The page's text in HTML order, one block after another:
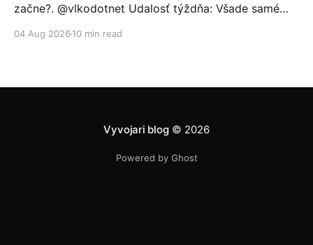
začne?. @vlkodotnet Udalosť týždňa: Všade samé
nabúrala do Hugging Face a ten sa nevedel brániť
04 Aug 2026 10 min read
Vyvojari blog© 2026
Powered by Ghost